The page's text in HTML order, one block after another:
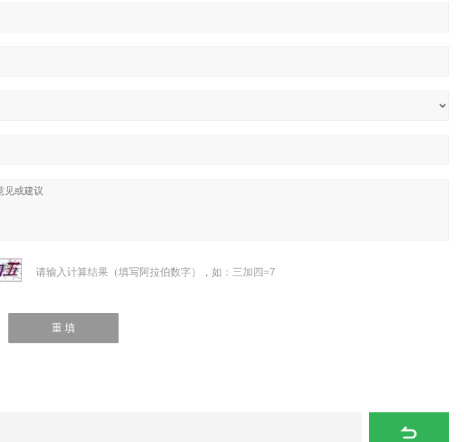
请输入计算结果（填写阿拉伯数字），如：三加四=7